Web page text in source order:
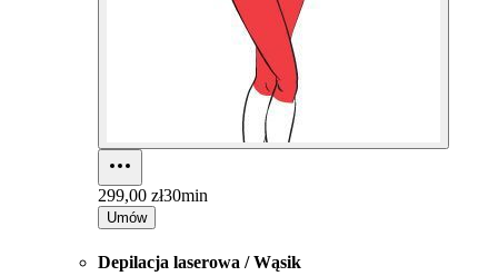
299,00 zł30min
Umów
Depilacja laserowa / Wąsik